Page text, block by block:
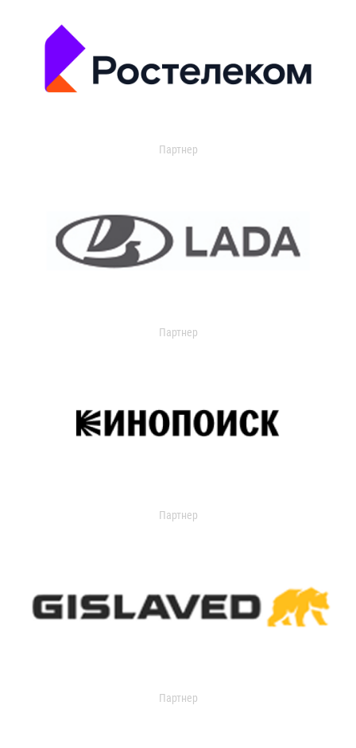
Партнер
Партнер
Партнер
Партнер